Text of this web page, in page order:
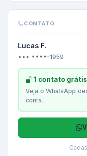
CONTATO
Lucas F.
••• ••••-1959
1 contato
Veja o WhatsApp
conta.